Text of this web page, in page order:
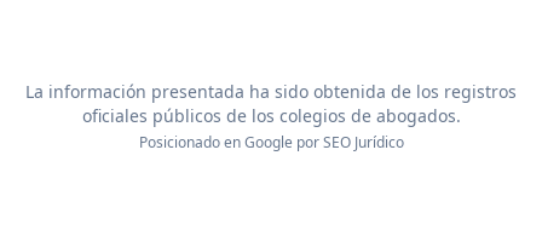
La información presentada ha sido obtenida de los registros
oficiales públicos de los colegios de abogados.
Posicionado en Google porSEO Jurídico